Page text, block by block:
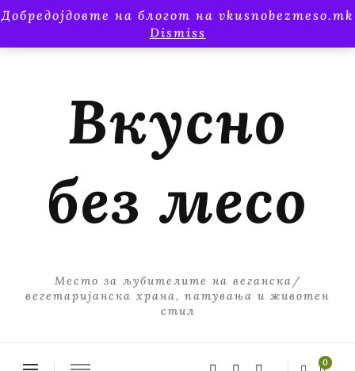
Добредојдовте на блогот на vkusnobezmeso.mk
Dismiss
Вкусно
без месо
Место за љубителите на веганска/
вегетаријанска храна, патувања и животен
стил
0